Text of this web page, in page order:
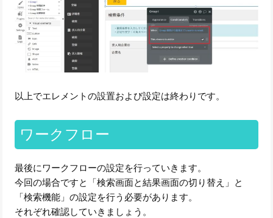
以上でエレメントの設置および設定は終わりです。
ワークフロー
最後にワークフローの設定を行っていきます。
今回の場合ですと「検索画面と結果画面の切り替え」と
「検索機能」の設定を行う必要があります。
それぞれ確認していきましょう。